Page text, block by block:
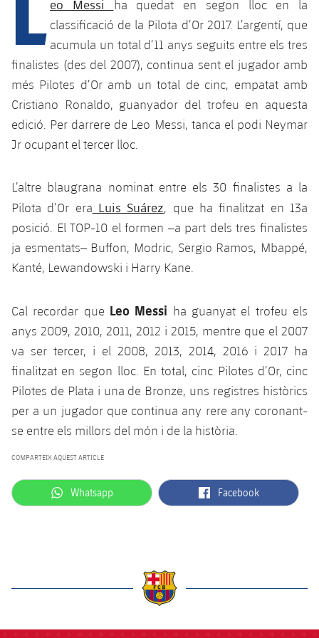
plusicon
més
Instal·lacions
Spotify Camp Nou
Ciutat Esportiva
La Masia
plusicon
més
Serveis Mèdics
Accessibilitat
Acreditacions
Instal·lacions
SUB13
SUB12
SUB11 A
SUB10 B
SUB9 A
SUB9 B
SUB8 A
SUB8 B
SUB13 B
SUB12 C
SUB11 C
Entrades
Gameday Shows
Resultats
Classificacions
Jugadors
Fotos
Història
Base
Barça Atlètic
Junior
Cadet A
Cadet B
Infantil A
Infantil B
Mini
Campus Estiu
PLUSICON
Primer Equip
plusicon
més
Actualitat
Entrades
Resultats
Classificació
Fotos
Història
Palmarès
Barça Atlètic
plusicon
més
Calendari
Resultats
Classificació
Fotos
Actualitat
Juvenil
Cadet A
Cadet B
Infantil A
Infantil B
PLUSICON
MÉS
plusicon
més
Actualitat
Calendari
Entrades
Resultats
Classificació
Jugadors
Fotos
Actualitat
Calendari
Resultats
Jugadors
Classificació
Base
Actualitat
Juvenil
Cadet
Infantil
Aleví
Campus Verano
PLUSICON
MÉS
Primer equip
plusicon
més
Calendari
Actualitat
Base
plusicon
més
eo Messi ha quedat en segon lloc en la
classificació de la Pilota d’Or 2017. L’argentí, que
acumula un total d’11 anys seguits entre els tres
finalistes (des del 2007), continua sent el jugador amb
més Pilotes d’Or amb un total de cinc, empatat amb
Cristiano Ronaldo, guanyador del trofeu en aquesta
edició. Per darrere de Leo Messi, tanca el podi Neymar
Jr ocupant el tercer lloc.
L’altre blaugrana nominat entre els 30 finalistes a la
Pilota d’Or era Luis Suárez, que ha finalitzat en 13a
posició. El TOP-10 el formen –a part dels tres finalistes
ja esmentats– Buffon, Modric, Sergio Ramos, Mbappé,
Kanté, Lewandowski i Harry Kane.
Cal recordar que Leo Messi ha guanyat el trofeu els
anys 2009, 2010, 2011, 2012 i 2015, mentre que el 2007
va ser tercer, i el 2008, 2013, 2014, 2016 i 2017 ha
finalitzat en segon lloc. En total, cinc Pilotes d’Or, cinc
Pilotes de Plata i una de Bronze, uns registres històrics
per a un jugador que continua any rere any coronant-
se entre els millors del món i de la història.
COMPARTEIX AQUEST ARTICLE
label.aria.whatsapp
Whatsapp label.aria.facebook
Facebook